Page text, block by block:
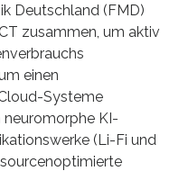
Deutschland (FMD)
zusammen, um aktiv
einen
Systeme
neuromorphe KI-
(Li-Fi und